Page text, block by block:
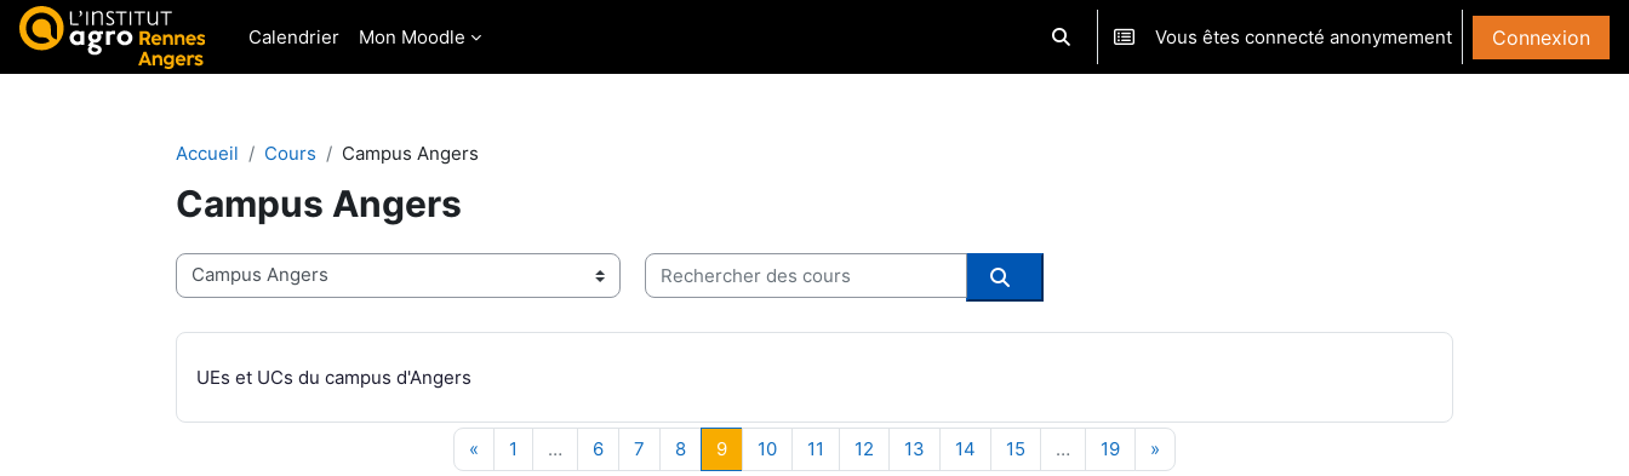
Passer au contenu principal
Calendrier
Mon Moodle Activer/désactiver la saisie de recherche
Vous êtes connecté anonymement Connexion
Accueil Cours Campus Angers
Campus Angers
Catégories de cours
Rechercher des cours
Rechercher des cours
UEs et UCs du campus d'Angers
« Page précédente
1 Page 1
… 6Page 6
7 Page 7
8Page 8
9Page 9
10Page 10
11 Page 11
12 Page 12
13 Page 13
14 Page 14
15 Page 15
… 19Page 19
»